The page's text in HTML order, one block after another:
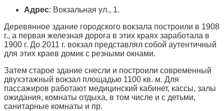
Адрес: Вокзальная ул., 1.
Деревянное здание городского вокзала построили в 1908
г., а первая железная дорога в этих краях заработала в
1900 г. До 2011 г. вокзал представлял собой аутентичный
для этих краев домик с резными окнами.
Затем старое здание снесли и построили современный
двухэтажный вокзал площадью 1100 кв. м. Для
пассажиров работают медицинский кабинет, кассы, залы
ожидания, комнаты отдыха, в том числе и с детьми,
санитарные комнаты и пр.